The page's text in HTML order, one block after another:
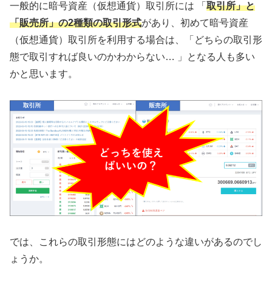
一般的に暗号資産（仮想通貨）取引所には 「 取引所」と
「販売所」の2種類の取引形式があり、初めて暗号資産
（仮想通貨）取引所を利用する場合は、「どちらの取引形
態で取引すれば良いのかわからない… 」となる人も多い
かと思います。
では、これらの取引形態にはどのような違いがあるのでし
ょうか。